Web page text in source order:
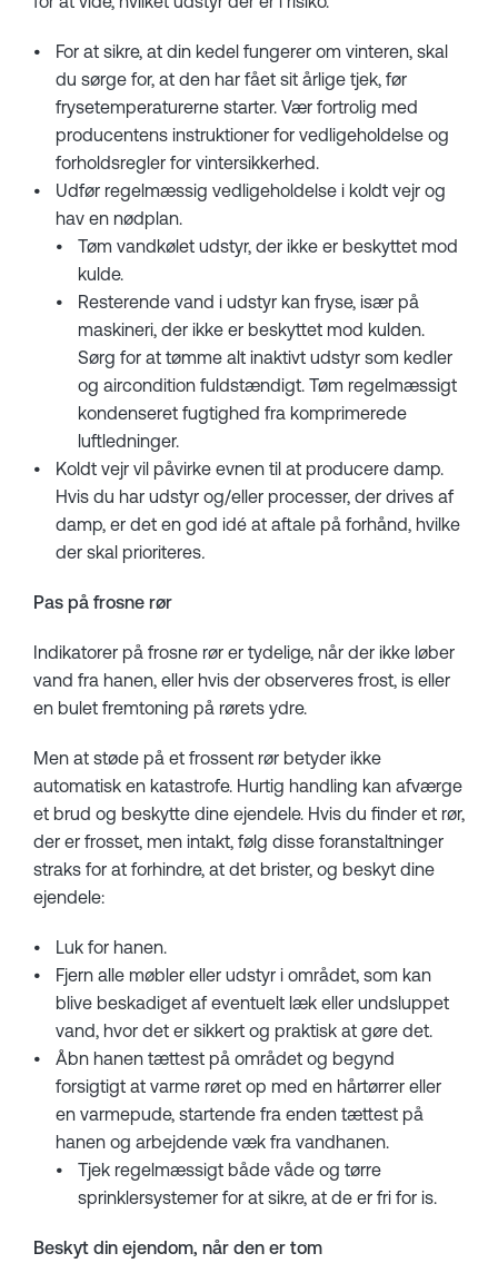
For at sikre, at din kedel fungerer om vinteren, skal
du sørge for, at den har fået sit årlige tjek, før
frysetemperaturerne starter. Vær fortrolig med
producentens instruktioner for vedligeholdelse og
forholdsregler for vintersikkerhed.
Udfør regelmæssig vedligeholdelse i koldt vejr og
hav en nødplan.
Tøm vandkølet udstyr, der ikke er beskyttet mod
kulde.
Resterende vand i udstyr kan fryse, især på
maskineri, der ikke er beskyttet mod kulden.
Sørg for at tømme alt inaktivt udstyr som kedler
og aircondition fuldstændigt. Tøm regelmæssigt
kondenseret fugtighed fra komprimerede
luftledninger.
Koldt vejr vil påvirke evnen til at producere damp.
Hvis du har udstyr og/eller processer, der drives af
damp, er det en god idé at aftale på forhånd, hvilke
der skal prioriteres.
Pas på frosne rør
Indikatorer på frosne rør er tydelige, når der ikke løber
vand fra hanen, eller hvis der observeres frost, is eller
en bulet fremtoning på rørets ydre.
Men at støde på et frossent rør betyder ikke
automatisk en katastrofe. Hurtig handling kan afværge
et brud og beskytte dine ejendele. Hvis du finder et rør,
der er frosset, men intakt, følg disse foranstaltninger
straks for at forhindre, at det brister, og beskyt dine
ejendele:
Luk for hanen.
Fjern alle møbler eller udstyr i området, som kan
blive beskadiget af eventuelt læk eller undsluppet
vand, hvor det er sikkert og praktisk at gøre det.
Åbn hanen tættest på området og begynd
forsigtigt at varme røret op med en hårtørrer eller
en varmepude, startende fra enden tættest på
hanen og arbejdende væk fra vandhanen.
Tjek regelmæssigt både våde og tørre
sprinklersystemer for at sikre, at de er fri for is.
Beskyt din ejendom, når den er tom